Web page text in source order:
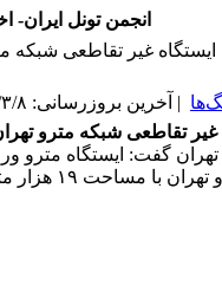
انجمن تونل ایران-
ایستگاه غیر تقاطعی شبکه
| آخرین بروزرسانی: ۱۴۰۴/۳/۸ |
غیر تقاطعی شبکه مترو
۷ مترو تهران گفت: ایستگاه